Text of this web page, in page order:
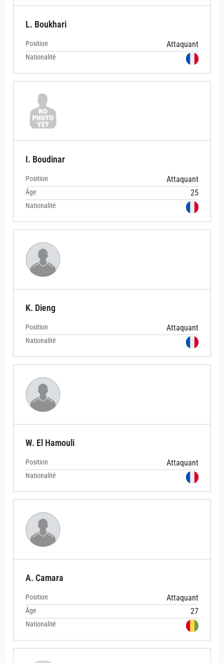
L. Boukhari
Position Attaquant
Nationalité
I. Boudinar
Position Attaquant
Âge 25
Nationalité
K. Dieng
Position Attaquant
Nationalité
W. El Hamouli
Position Attaquant
Nationalité
A. Camara
Position Attaquant
Âge 27
Nationalité